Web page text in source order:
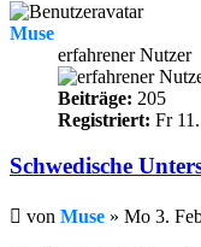
Muse
erfahrener Nutzer
Beiträge: 205
Registriert: Fr
Schwedische
Beitrag
von Muse » Mo 3.